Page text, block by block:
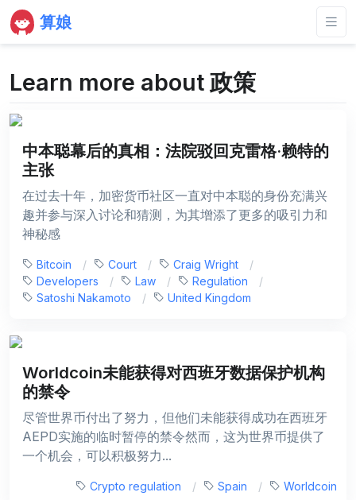
算娘
Learn more about 政策
中本聪幕后的真相：法院驳回克雷格·赖特的
主张
在过去十年，加密货币社区一直对中本聪的身份充满兴
趣并参与深入讨论和猜测，为其增添了更多的吸引力和
神秘感
Bitcoin Court
Craig Wright
Developers
Law
Regulation
Satoshi Nakamoto
United Kingdom
Worldcoin未能获得对西班牙数据保护机构
的禁令
尽管世界币付出了努力，但他们未能获得成功在西班牙
AEPD实施的临时暂停的禁令然而，这为世界币提供了
一个机会，可以积极努力...
Crypto regulation Spain Worldcoin